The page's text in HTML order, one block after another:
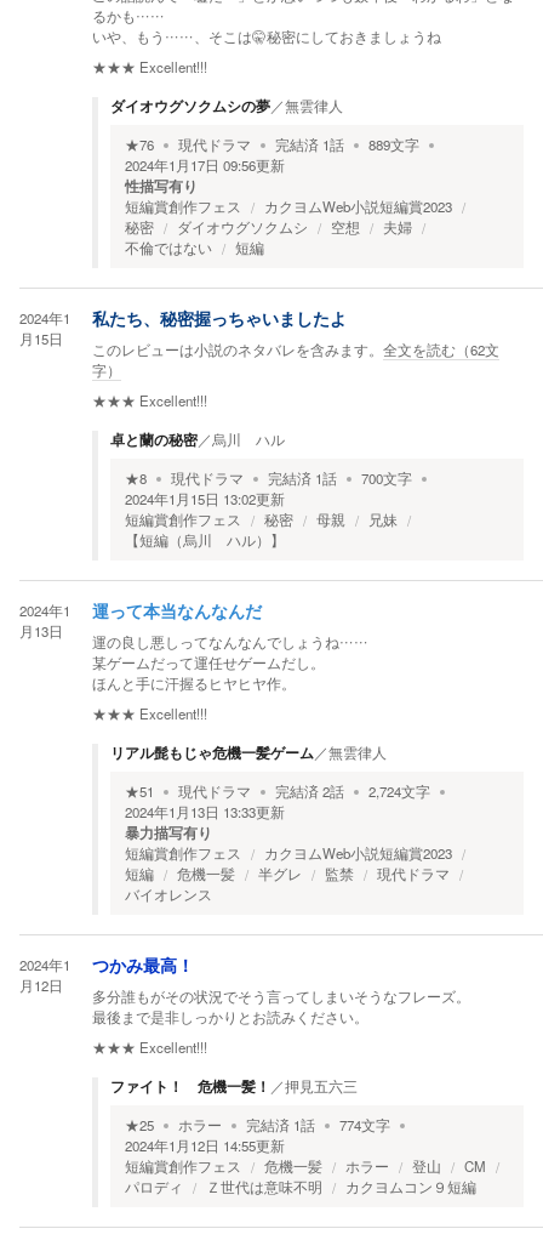
るかも……
いや、もう……、そこは🤫秘密にしておきましょうね
★★★ Excellent!!!
ダイオウグソクムシの夢／無雲律人
★76 現代ドラマ 完結済 1話 889文字
2024年1月17日 09:56更新
性描写有り
短編賞創作フェス
カクヨムWeb小説短編賞2023
秘密
ダイオウグソクムシ 空想
夫婦
不倫ではない
短編
2024年1
月15日
私たち、秘密握っちゃいましたよ
このレビューは小説のネタバレを含みます。 全文を読む（62文
字）
★★★ Excellent!!!
卓と蘭の秘密／烏川 ハル
★8 現代ドラマ 完結済 1話 700文字
2024年1月15日 13:02更新
短編賞創作フェス
秘密 母親
兄妹
【短編（烏川 ハル）】
2024年1
月13日
運って本当なんなんだ
運の良し悪しってなんなんでしょうね……
某ゲームだって運任せゲームだし。
ほんと手に汗握るヒヤヒヤ作。
★★★ Excellent!!!
リアル髭もじゃ危機一髪ゲーム／無雲律人
★51 現代ドラマ 完結済2話 2,724文字
2024年1月13日 13:33更新
暴力描写有り
短編賞創作フェス
カクヨムWeb小説短編賞2023
短編
危機一髪 半グレ 監禁
現代ドラマ
バイオレンス
2024年1
月12日
つかみ最高！
多分誰もがその状況でそう言ってしまいそうなフレーズ。
最後まで是非しっかりとお読みください。
★★★ Excellent!!!
ファイト！ 危機一髪！ ／押見五六三
★25 ホラー 完結済 1話 774文字
2024年1月12日 14:55更新
短編賞創作フェス
危機一髪 ホラー 登山
CM
パロディ
Ｚ世代は意味不明 カクヨムコン９短編